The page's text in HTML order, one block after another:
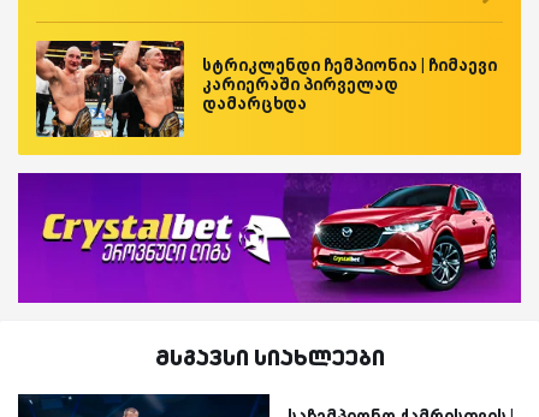
სტრიკლენდი ჩემპიონია | ჩიმაევი
კარიერაში პირველად
დამარცხდა
მსგავსი სიახლეები